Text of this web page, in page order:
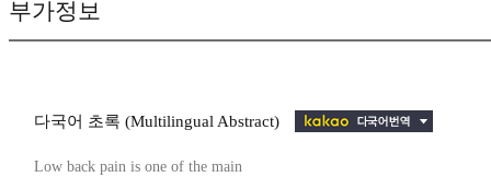
부가정보
다국어 초록 (Multilingual Abstract)
Low back pain is one of the main